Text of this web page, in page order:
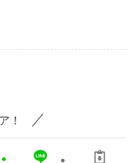
！